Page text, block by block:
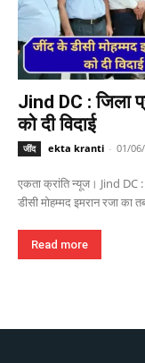
Jind DC : जिला
को दी विदाई
जींद ekta kranti - 01/
एकता क्रांति न्यूज। Jind DC :
डीसी मोहम्मद इमरान रजा का
Read more